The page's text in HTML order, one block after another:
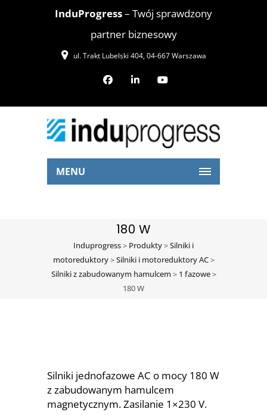
InduProgress– Twój sprawdzony
partner biznesowy
ul. Trakt Lubelski 404, 04-667 Warszawa
MENU
180 W
Induprogress> Produkty>Silniki i
motoreduktory>Silniki i motoreduktory AC>
Silniki z zabudowanym hamulcem> 1 fazowe>
180 W
Silniki jednofazowe AC o mocy 180 W
z zabudowanym hamulcem
magnetycznym. Zasilanie 1×230 V.